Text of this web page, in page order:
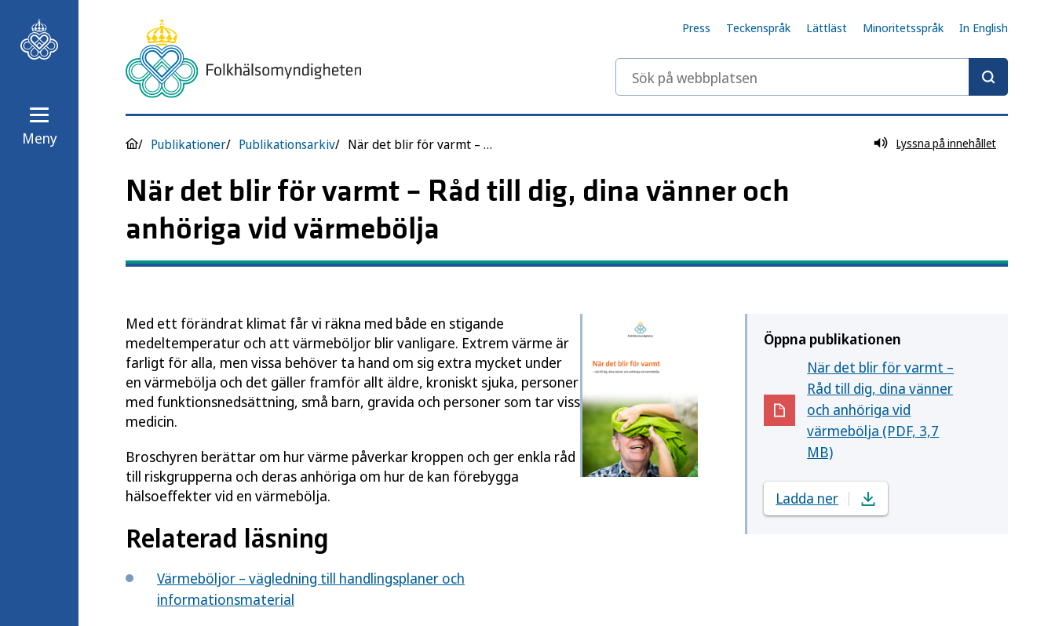
Meny
Press Teckenspråk Lättläst Minoritetsspråk In English
Sök på webbplatsen
Publikationer Publikationsarkiv När det blir för varmt – Råd till dig, dina vänner och anhöriga vid värmebölja Lyssna på innehållet
När det blir för varmt – Råd till dig, dina vänner och
anhöriga vid värmebölja
Med ett förändrat klimat får vi räkna med både en stigande
medeltemperatur och att värmeböljor blir vanligare. Extrem värme är
farligt för alla, men vissa behöver ta hand om sig extra mycket under
en värmebölja och det gäller framför allt äldre, kroniskt sjuka, personer
med funktionsnedsättning, små barn, gravida och personer som tar viss
medicin.
Broschyren berättar om hur värme påverkar kroppen och ger enkla råd
till riskgrupperna och deras anhöriga om hur de kan förebygga
hälsoeffekter vid en värmebölja.
Relaterad läsning
Värmeböljor – vägledning till handlingsplaner och
informationsmaterial
Öppna publikationen
När det blir för varmt –
Råd till dig, dina vänner
och anhöriga vid
värmebölja (PDF, 3,7
MB)
(Öppnas i nytt fönster)
Ladda ner